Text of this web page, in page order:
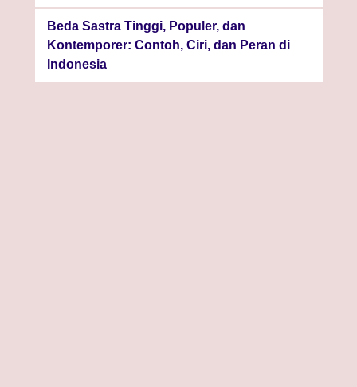
Beda Sastra Tinggi, Populer, dan
Kontemporer: Contoh, Ciri, dan Peran di
Indonesia